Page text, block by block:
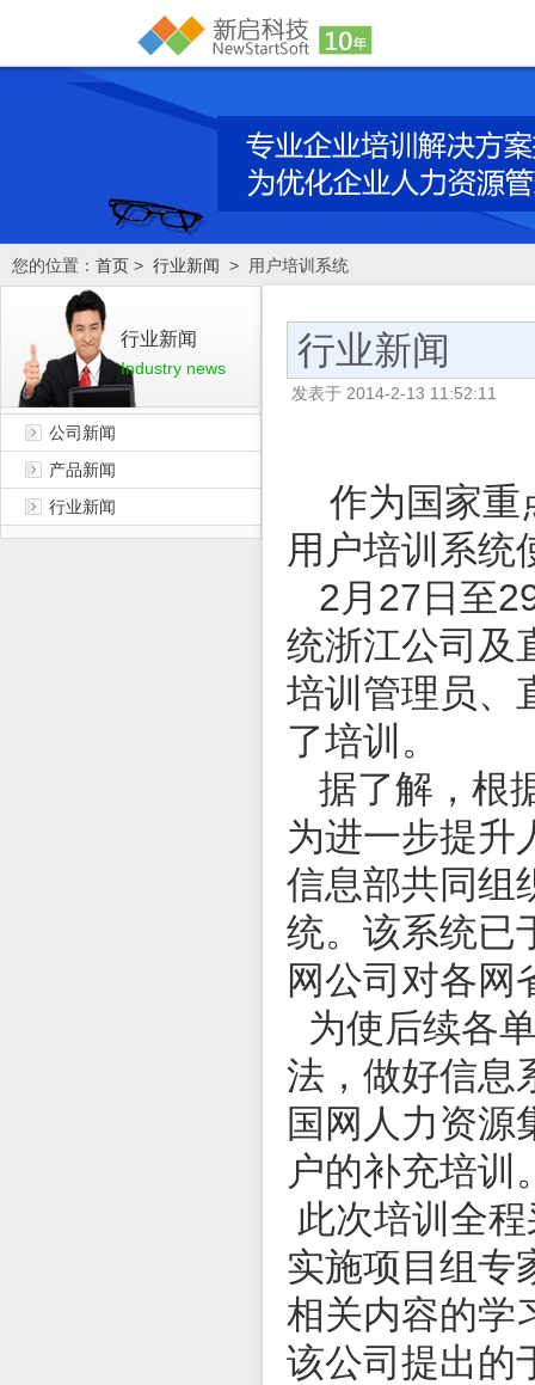
您的位置： 首页 > 行业新闻 > 用户培训系统
行业新闻
Industry news
公司新闻
产品新闻
行业新闻
行业新闻
发表于 2014-2-13 11:52:11
作为国家重
用户培训系统
2月27日至
统浙江公司及
培训管理员、
了培训。
据了解，根
为进一步提升
信息部共同组
统。该系统已
网公司对各网
为使后续各
法，做好信息
国网人力资源
户的补充培训
此次培训全
实施项目组专
相关内容的学
该公司提出的